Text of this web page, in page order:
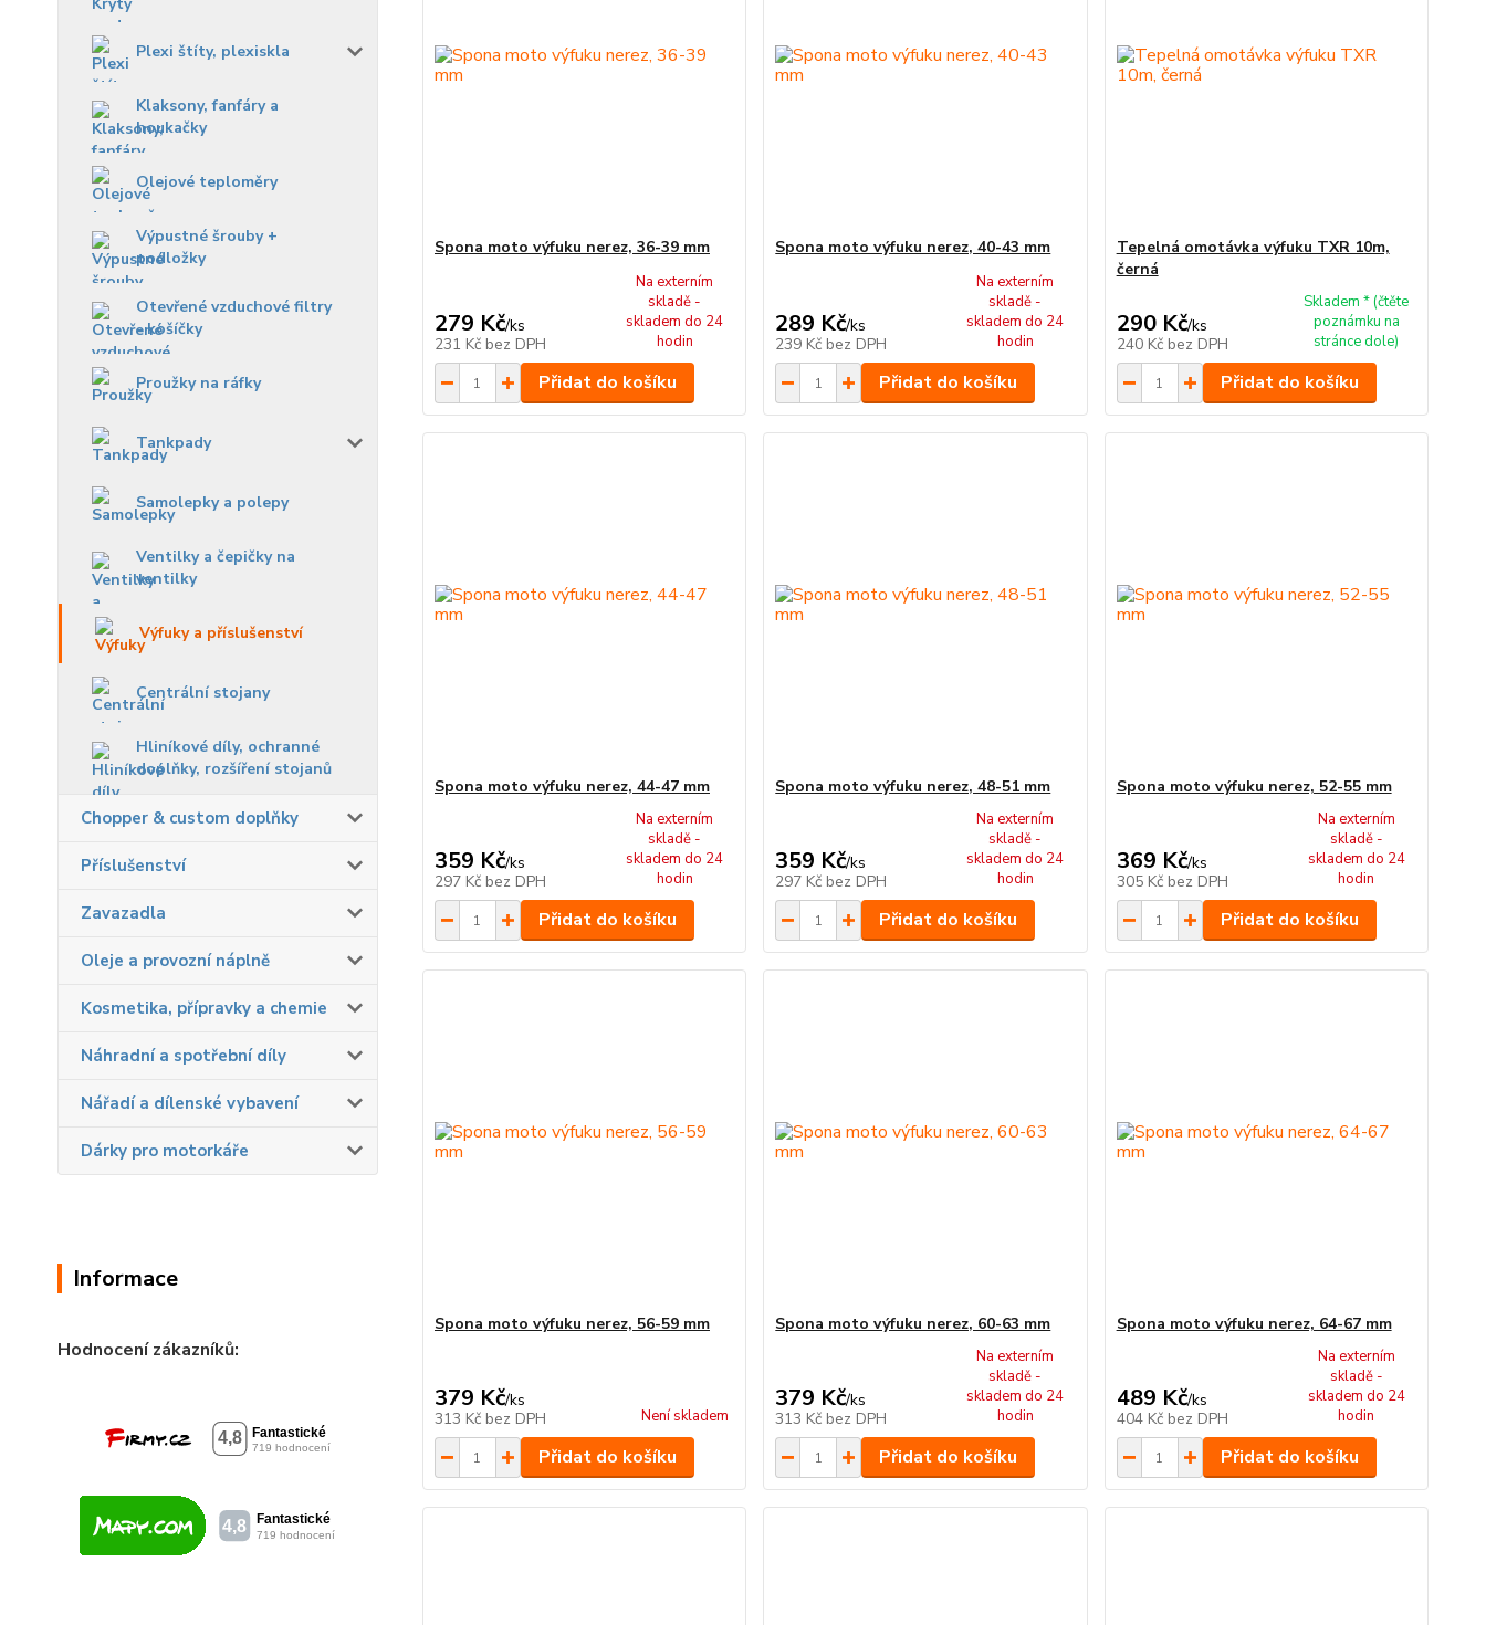
Plexi štíty, plexiskla
Klaksony, fanfáry a
houkačky
Olejové teploměry
Výpustné šrouby +
podložky
Otevřené vzduchové filtry
- košíčky
Proužky na ráfky
Tankpady
Samolepky a polepy
Ventilky a čepičky na
ventilky
Výfuky a příslušenství
Centrální stojany
Hliníkové díly, ochranné
doplňky, rozšíření stojanů
Chopper & custom doplňky
Příslušenství
Zavazadla
Oleje a provozní náplně
Kosmetika, přípravky a chemie
Náhradní a spotřební díly
Nářadí a dílenské vybavení
Dárky pro motorkáře
Informace
Hodnocení zákazníků:
Spona moto výfuku nerez, 36-39 mm
279 Kč/ks
231 Kč bez DPH
Na externím
skladě -
skladem do 24
hodin
Přidat do košíku
Spona moto výfuku nerez, 40-43 mm
289 Kč/ks
239 Kč bez DPH
Na externím
skladě -
skladem do 24
hodin
Přidat do košíku
Tepelná omotávka výfuku TXR 10m,
černá
290 Kč/ks
240 Kč bez DPH
Skladem * (čtěte
poznámku na
stránce dole)
Přidat do košíku
Spona moto výfuku nerez, 44-47 mm
359 Kč/ks
297 Kč bez DPH
Na externím
skladě -
skladem do 24
hodin
Přidat do košíku
Spona moto výfuku nerez, 48-51 mm
359 Kč/ks
297 Kč bez DPH
Na externím
skladě -
skladem do 24
hodin
Přidat do košíku
Spona moto výfuku nerez, 52-55 mm
369 Kč/ks
305 Kč bez DPH
Na externím
skladě -
skladem do 24
hodin
Přidat do košíku
Spona moto výfuku nerez, 56-59 mm
379 Kč/ks
313 Kč bez DPH Není skladem
Přidat do košíku
Spona moto výfuku nerez, 60-63 mm
379 Kč/ks
313 Kč bez DPH
Na externím
skladě -
skladem do 24
hodin
Přidat do košíku
Spona moto výfuku nerez, 64-67 mm
489 Kč/ks
404 Kč bez DPH
Na externím
skladě -
skladem do 24
hodin
Přidat do košíku